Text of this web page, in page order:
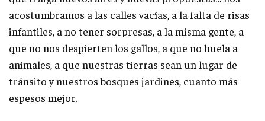
acostumbramos a las calles vacías, a la falta de risas
infantiles, a no tener sorpresas, a la misma gente, a
que no nos despierten los gallos, a que no huela a
animales, a que nuestras tierras sean un lugar de
tránsito y nuestros bosques jardines, cuanto más
espesos mejor.